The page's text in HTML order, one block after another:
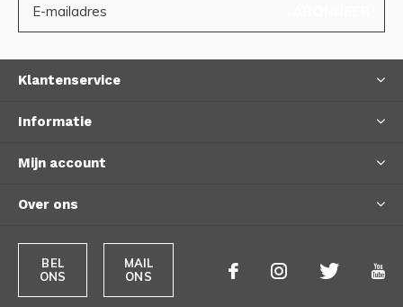
Klantenservice
Informatie
Mijn account
Over ons
BEL
ONS
MAIL
ONS